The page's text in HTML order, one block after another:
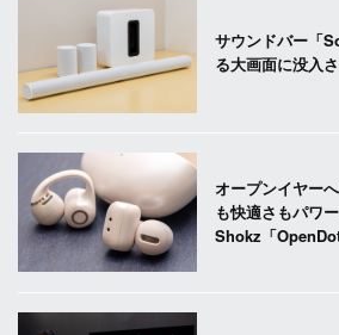
サウンドバー「
る大画面に没入
オープンイヤー
も快適さもパワ
Shokz「